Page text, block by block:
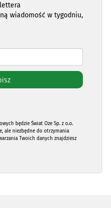
wiadomość w tygodniu,
będzie Świat Oze Sp. z o.o.
ale niezbędne do otrzymania
Twoich danych znajdziesz